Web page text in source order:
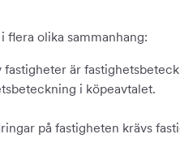
flera olika sammanhang:
fastigheter är
i köpeavtalet.
på fastigheten krävs